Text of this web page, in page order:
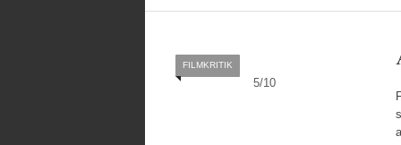
5/10
FILMKRITIK